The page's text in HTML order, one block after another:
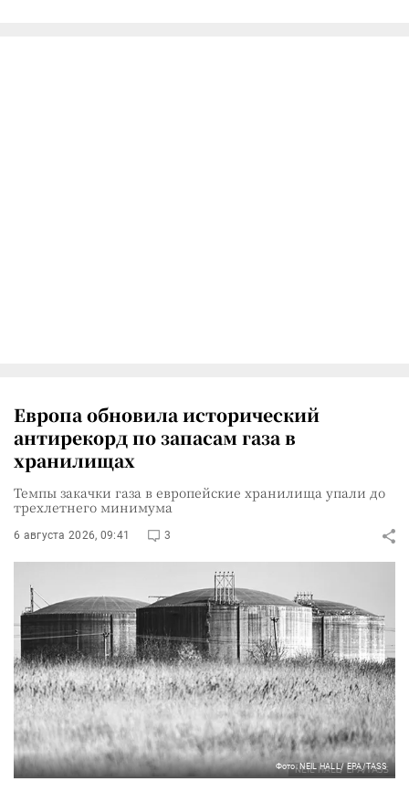
Европа обновила исторический
антирекорд по запасам газа в
хранилищах
Темпы закачки газа в европейские хранилища упали до
трехлетнего минимума
6 августа 2026, 09:41 3
Фото: NEIL HALL/ EPA/TASS